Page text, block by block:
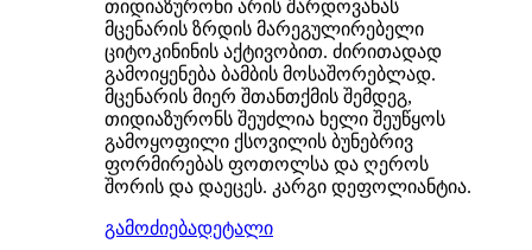
თიდიაზურონი არის შარდოვანას
მცენარის ზრდის მარეგულირებელი
ციტოკინინის აქტივობით. ძირითადად
გამოიყენება ბამბის მოსაშორებლად.
მცენარის მიერ შთანთქმის შემდეგ,
თიდიაზურონს შეუძლია ხელი შეუწყოს
გამოყოფილი ქსოვილის ბუნებრივ
ფორმირებას ფოთოლსა და ღეროს
შორის და დაეცეს. კარგი დეფოლიანტია.
გამოძიებადეტალი